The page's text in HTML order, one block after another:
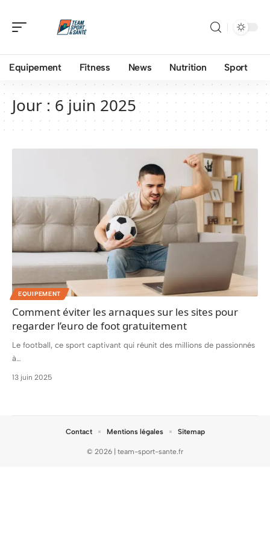
Equipement Fitness News Nutrition Sport
Jour : 6 juin 2025
EQUIPEMENT
Comment éviter les arnaques sur les sites pour
regarder l’euro de foot gratuitement
Le football, ce sport captivant qui réunit des millions de passionnés
à…
13 juin 2025
© 2026 | team-sport-sante.fr
Contact Mentions légales Sitemap